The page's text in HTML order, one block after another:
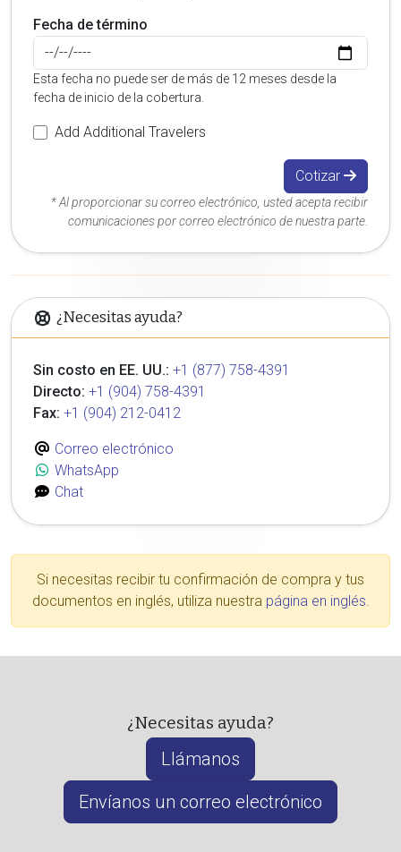
Fecha de término
Esta fecha no puede ser de más de 12 meses desde la
fecha de inicio de la cobertura.
Add Additional Travelers
Cotizar
* Al proporcionar su correo electrónico, usted acepta recibir
comunicaciones por correo electrónico de nuestra parte.
¿Necesitas ayuda?
Sin costo en EE. UU.: +1 (877) 758-4391
Directo: +1 (904) 758-4391
Fax: +1 (904) 212-0412
Correo electrónico
WhatsApp
Chat
Si necesitas recibir tu confirmación de compra y tus
documentos en inglés, utiliza nuestra página en inglés.
¿Necesitas ayuda?
Llámanos
Envíanos un correo electrónico